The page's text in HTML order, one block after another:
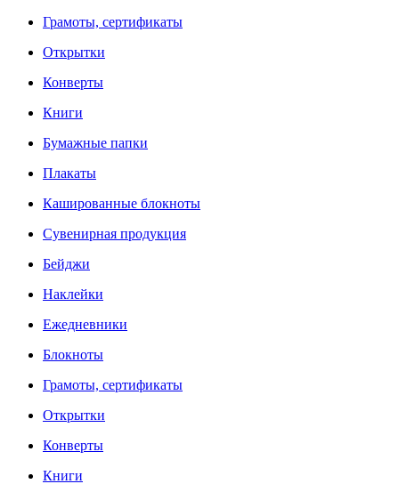
Грамоты, сертификаты
Открытки
Конверты
Книги
Бумажные папки
Плакаты
Кашированные блокноты
Сувенирная продукция
Бейджи
Наклейки
Ежедневники
Блокноты
Грамоты, сертификаты
Открытки
Конверты
Книги